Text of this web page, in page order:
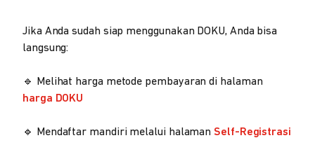
Jika Anda sudah siap menggunakan DOKU, Anda bisa
langsung:
🔹 Melihat harga metode pembayaran di halaman
harga DOKU
🔹 Mendaftar mandiri melalui halaman Self-Registrasi